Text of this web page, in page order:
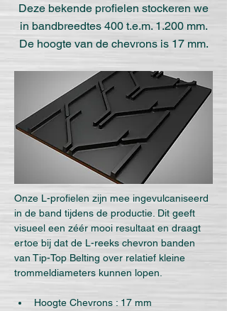
Deze bekende profielen stockeren we
in bandbreedtes 400 t.e.m. 1.200 mm.
De hoogte van de chevrons is 17 mm.
Onze L-profielen zijn mee ingevulcaniseerd
in de band tijdens de productie. Dit geeft
visueel een zéér mooi resultaat en draagt
ertoe bij dat de L-reeks chevron banden
van Tip-Top Belting over relatief kleine
trommeldiameters kunnen lopen.
Hoogte Chevrons : 17 mm